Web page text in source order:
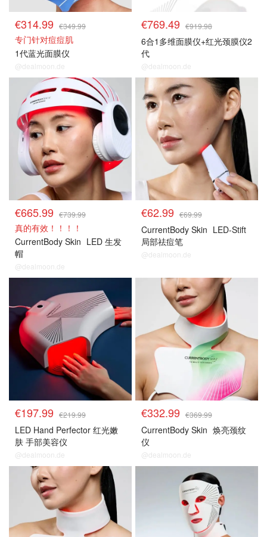
€314.99 €349.99
专门针对痘痘肌
1代蓝光面膜仪
@dealmoon.de
€769.49 €919.98
6合1多维面膜仪+红光颈膜仪2
代
@dealmoon.de
€665.99 €739.99
真的有效！！！！
CurrentBody Skin LED 生发
帽
@dealmoon.de
€62.99 €69.99
CurrentBody Skin LED-Stift
局部祛痘笔
@dealmoon.de
€197.99 €219.99
LED Hand Perfector 红光嫩
肤 手部美容仪
@dealmoon.de
€332.99 €369.99
CurrentBody Skin 焕亮颈纹
仪
@dealmoon.de